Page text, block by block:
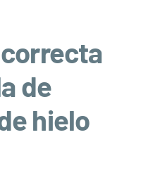
de
hielo